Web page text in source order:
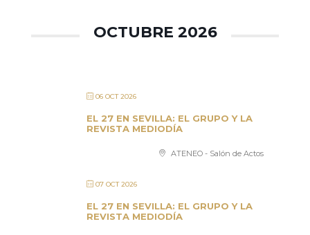
OCTUBRE 2026
06 OCT 2026
EL 27 EN SEVILLA: EL GRUPO Y LA
REVISTA MEDIODÍA
ATENEO - Salón de Actos
07 OCT 2026
EL 27 EN SEVILLA: EL GRUPO Y LA
REVISTA MEDIODÍA